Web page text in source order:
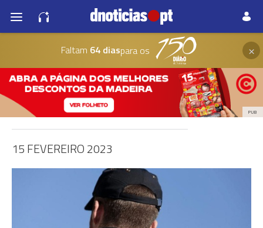
Faltam 64 diaspara os ×
PUB
15 FEVEREIRO 2023